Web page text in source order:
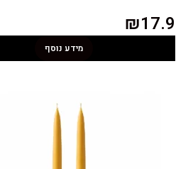
₪17.9
מידע נוסף